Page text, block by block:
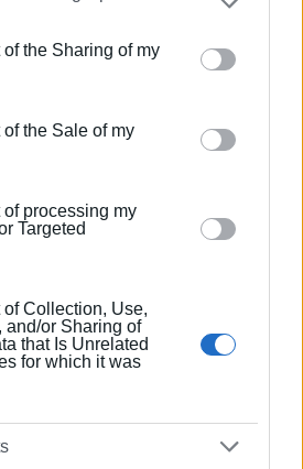
third parties.
website/app uses one or more
may gather and store information
to grant or deny consent to
tags to use your data for
of the Sharing of my
of the Sale of my
of processing my
Targeted
of Collection, Use,
and/or Sharing of
that Is Unrelated
for which it was
Καναλακίου
Ελεούσας